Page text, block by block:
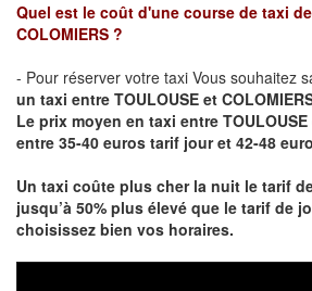
Quel est le coût d'une course de taxi de
COLOMIERS ?
- Pour réserver votre taxi Vous souhaitez
un taxi entre TOULOUSE et
Le prix moyen en taxi entre TOULOUSE
entre 35-40 euros tarif jour et 42-48
Un taxi coûte plus cher la nuit le tarif
jusqu’à 50% plus élevé que le tarif de
choisissez bien vos horaires.